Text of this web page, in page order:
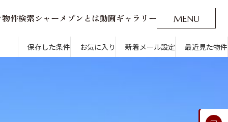
物件検索シ ャーメ ゾン とは動画ギャ ラ リ ー MENU
O
新着メール設定 最近見た物件 CLOSE
保存した条件 お気に入り 新着メール設定 最近見た物件